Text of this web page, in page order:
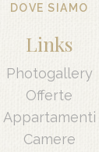
DOVE SIAMO
Links
Photogallery
Offerte
Appartamenti
Camere